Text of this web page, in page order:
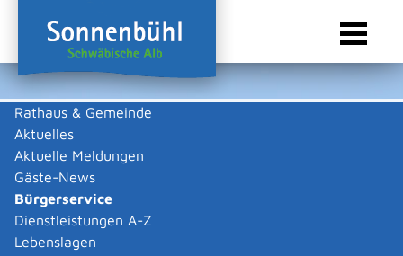
Rathaus & Gemeinde
Aktuelles
Aktuelle Meldungen
Gäste-News
Bürgerservice
Dienstleistungen A-Z
Lebenslagen
Sie sind hier:
Bürgerservice
Behördenwegweiser